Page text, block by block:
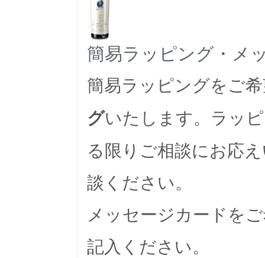
簡易ラッピング・メ
簡易ラッピングをご
グいたします。ラッ
る限りご相談にお応
談ください。
メッセージカードを
記入ください。